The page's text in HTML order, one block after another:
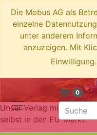
Die Mobus AG als
einzelne
unter anderem
anzuzeigen. Mit
Einwilligung.
0
Unser Verlag mit
selbst in den EU-Markt.